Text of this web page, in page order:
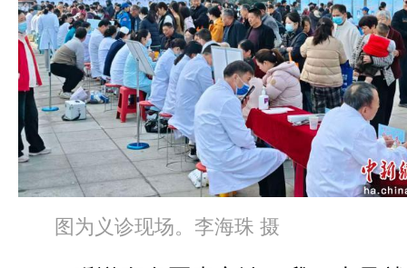
图为义诊现场。李海珠 摄